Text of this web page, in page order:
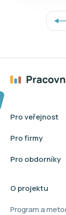
Pro veřejnost
Pro firmy
Pro obdorníky
O projektu
Program a